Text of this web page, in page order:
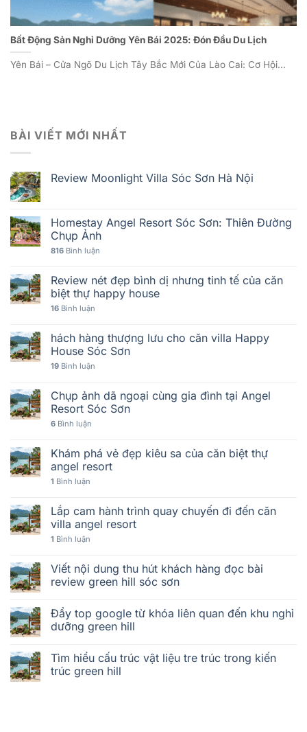
Bất Động Sản Nghỉ Dưỡng Yên Bái 2025: Đón Đầu Du Lịch
Yên Bái – Cửa Ngõ Du Lịch Tây Bắc Mới Của Lào Cai: Cơ Hội...
BÀI VIẾT MỚI NHẤT
Review Moonlight Villa Sóc Sơn Hà Nội
Homestay Angel Resort Sóc Sơn: Thiên Đường
Chụp Ảnh
816 Bình luận
Review nét đẹp bình dị nhưng tinh tế của căn
biệt thự happy house
16 Bình luận
hách hàng thượng lưu cho căn villa Happy
House Sóc Sơn
19 Bình luận
Chụp ảnh dã ngoại cùng gia đình tại Angel
Resort Sóc Sơn
6 Bình luận
Khám phá vẻ đẹp kiêu sa của căn biệt thự
angel resort
1 Bình luận
Lắp cam hành trình quay chuyến đi đến căn
villa angel resort
1 Bình luận
Viết nội dung thu hút khách hàng đọc bài
review green hill sóc sơn
Đẩy top google từ khóa liên quan đến khu nghỉ
dưỡng green hill
Tìm hiểu cấu trúc vật liệu tre trúc trong kiến
trúc green hill